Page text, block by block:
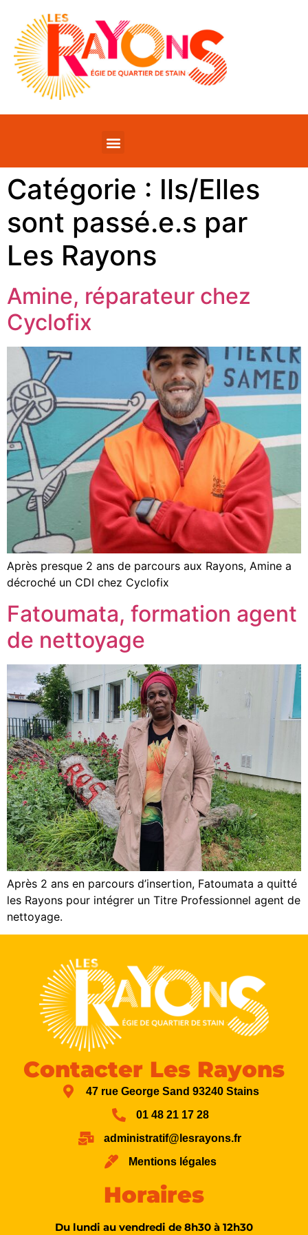
Catégorie : Ils/Elles
sont passé.e.s par
Les Rayons
Amine, réparateur chez
Cyclofix
Après presque 2 ans de parcours aux Rayons, Amine a
décroché un CDI chez Cyclofix
Fatoumata, formation agent
de nettoyage
Après 2 ans en parcours d’insertion, Fatoumata a quitté
les Rayons pour intégrer un Titre Professionnel agent de
nettoyage.
Contacter Les Rayons
47 rue George Sand 93240 Stains
01 48 21 17 28
administratif@lesrayons.fr
Mentions légales
Horaires
Du lundi au vendredi de 8h30 à 12h30